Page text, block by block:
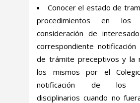
Conocer el estado de
procedimientos en los
consideración de
correspondiente
de trámite preceptivos y la
los mismos por el
notificación de los
disciplinarios cuando no